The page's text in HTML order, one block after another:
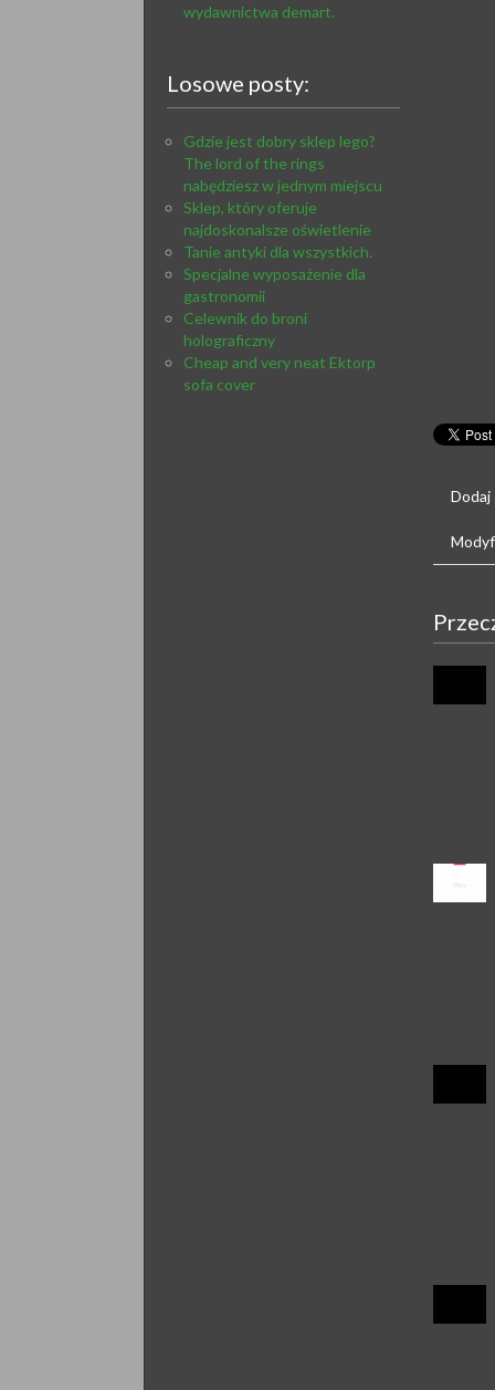
wydawnictwa demart.
Losowe posty:
Gdzie jest dobry sklep lego?
The lord of the rings
nabędziesz w jednym miejscu
Sklep, który oferuje
najdoskonalsze oświetlenie
Tanie antyki dla wszystkich.
Specjalne wyposażenie dla
gastronomii
Celewnik do broni
holograficzny
Cheap and very neat Ektorp
sofa cover
Dodaj